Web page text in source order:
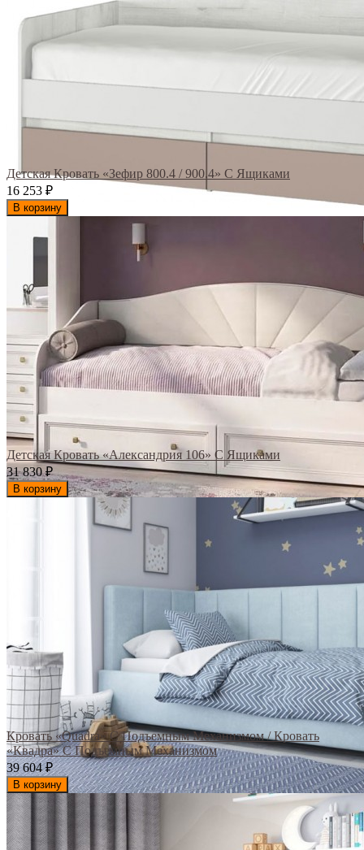
Детская Кровать «Зефир 800.4 / 900.4» С Ящиками
16 253 ₽
В корзину
Детская Кровать «Александрия 106» С Ящиками
31 830₽
В корзину
Кровать «Quadra» С Подъемным Механизмом / Кровать
«Квадра» С Подъемным Механизмом
39 604₽
В корзину